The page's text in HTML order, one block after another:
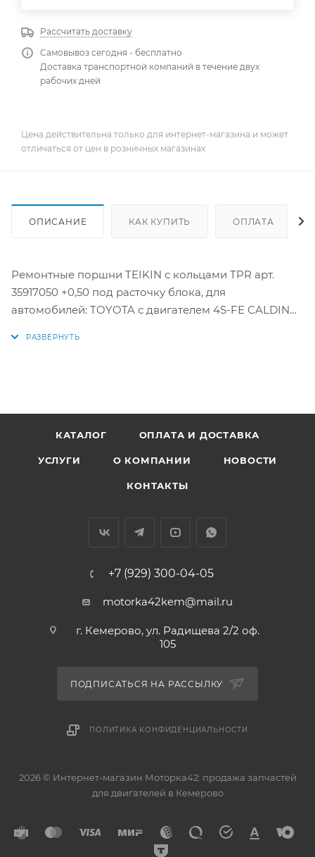
Рассчитать доставку
Самовывоз сегодня - бесплатно
Доставка транспортной компаний в течение двух
рабочих дней
Цена действительна только для интернет-магазина и может
отличаться от цен в розничных магазинах
ОПИСАНИЕ КАК КУПИТЬ ОПЛАТА
Ремонтные поршни TEIKIN с кольцами TPR арт.
35917050 +0,50 под расточку блока, для
автомобилей: TOYOTA с двигателем 4S-FE CALDINA,
Диаметр поршня: 82,5 мм +0,50
1 кольцо: 1,5 мм
3 кольцо: 4 мм
Диаметр пальца: 22 мм
01, 13101-74160-02, 13101-74160-03, 13101-74160,
1301174110, 28023 STD, 13011-74110, 13011-74121, 28023STD,
1301174110, 1301174121
КАТАЛОГ ОПЛАТА И ДОСТАВКА
УСЛУГИ О КОМПАНИИ НОВОСТИ
КОНТАКТЫ
+7 (929) 300-04-05
motorka42kem@mail.ru
г. Кемерово, ул. Радищева 2/2 оф.
105
ПОДПИСАТЬСЯ НА РАССЫЛКУ
ПОЛИТИКА КОНФИДЕНЦИАЛЬНОСТИ
2026 © Интернет-магазин Моторка42: продажа запчастей
для двигателей в Кемерово